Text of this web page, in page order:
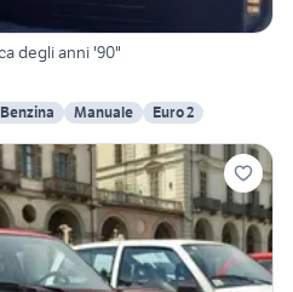
AUTOBIANCHI Y10 " icona storica degli anni '90"
Benzina Manuale Euro 2